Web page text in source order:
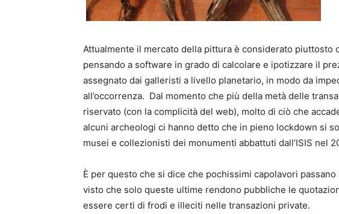
Attualmente il mercato della pittura è considerato piuttosto
pensando a software in grado di calcolare e ipotizzare il
assegnato dai galleristi a livello planetario, in modo da
all’occorrenza. Dal momento che più della metà delle
riservato (con la complicità del web), molto di ciò che
alcuni archeologi ci hanno detto che in pieno lockdown si
musei e collezionisti dei monumenti abbattuti dall’ISIS nel
È per questo che si dice che pochissimi capolavori passano
visto che solo queste ultime rendono pubbliche le
essere certi di frodi e illeciti nelle transazioni private.